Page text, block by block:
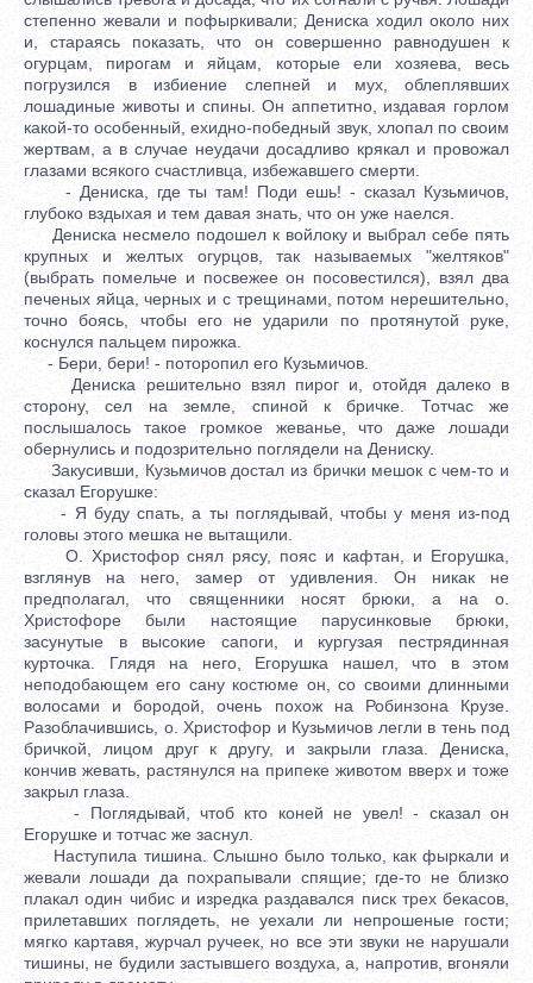
степенно жевали и пофыркивали; Дениска ходил около них
и, стараясь показать, что он совершенно равнодушен к
огурцам, пирогам и яйцам, которые ели хозяева, весь
погрузился в избиение слепней и мух, облеплявших
лошадиные животы и спины. Он аппетитно, издавая горлом
какой-то особенный, ехидно-победный звук, хлопал по своим
жертвам, а в случае неудачи досадливо крякал и провожал
глазами всякого счастливца, избежавшего смерти.
- Дениска, где ты там! Поди ешь! - сказал Кузьмичов,
глубоко вздыхая и тем давая знать, что он уже наелся.
Дениска несмело подошел к войлоку и выбрал себе пять
крупных и желтых огурцов, так называемых "желтяков"
(выбрать помельче и посвежее он посовестился), взял два
печеных яйца, черных и с трещинами, потом нерешительно,
точно боясь, чтобы его не ударили по протянутой руке,
коснулся пальцем пирожка.
- Бери, бери! - поторопил его Кузьмичов.
Дениска решительно взял пирог и, отойдя далеко в
сторону, сел на земле, спиной к бричке. Тотчас же
послышалось такое громкое жеванье, что даже лошади
обернулись и подозрительно поглядели на Дениску.
Закусивши, Кузьмичов достал из брички мешок с чем-то и
сказал Егорушке:
- Я буду спать, а ты поглядывай, чтобы у меня из-под
головы этого мешка не вытащили.
О. Христофор снял рясу, пояс и кафтан, и Егорушка,
взглянув на него, замер от удивления. Он никак не
предполагал, что священники носят брюки, а на о.
Христофоре были настоящие парусинковые брюки,
засунутые в высокие сапоги, и кургузая пестрядинная
курточка. Глядя на него, Егорушка нашел, что в этом
неподобающем его сану костюме он, со своими длинными
волосами и бородой, очень похож на Робинзона Крузе.
Разоблачившись, о. Христофор и Кузьмичов легли в тень под
бричкой, лицом друг к другу, и закрыли глаза. Дениска,
кончив жевать, растянулся на припеке животом вверх и тоже
закрыл глаза.
- Поглядывай, чтоб кто коней не увел! - сказал он
Егорушке и тотчас же заснул.
Наступила тишина. Слышно было только, как фыркали и
жевали лошади да похрапывали спящие; где-то не близко
плакал один чибис и изредка раздавался писк трех бекасов,
прилетавших поглядеть, не уехали ли непрошеные гости;
мягко картавя, журчал ручеек, но все эти звуки не нарушали
тишины, не будили застывшего воздуха, а, напротив, вгоняли